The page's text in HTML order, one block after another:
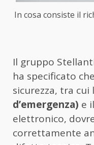
In cosa consiste il
Il gruppo
ha specificato
sicurezza, tra cui
d’emergenza) e
elettronico,
correttamente